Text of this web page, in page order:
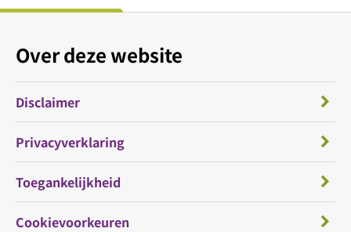
Over deze website
Disclaimer
Privacyverklaring
Toegankelijkheid
Cookievoorkeuren